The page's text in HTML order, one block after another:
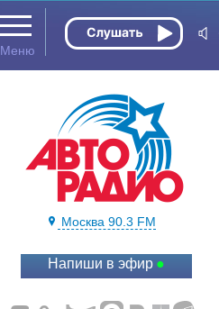
Москва 90.3 FM
Напиши в эфир